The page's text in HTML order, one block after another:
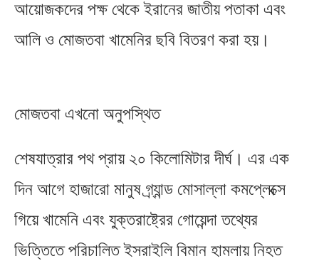
আয়োজকদের পক্ষ থেকে ইরানের জাতীয় পতাকা এবং
আলি ও মোজতবা খামেনির ছবি বিতরণ করা হয়।
মোজতবা এখনো অনুপস্থিত
শেষযাত্রার পথ প্রায় ২০ কিলোমিটার দীর্ঘ। এর এক
দিন আগে হাজারো মানুষ গ্র্যান্ড মোসাল্লা কমপ্লেক্সে
গিয়ে খামেনি এবং যুক্তরাষ্ট্রের গোয়েন্দা তথ্যের
ভিত্তিতে পরিচালিত ইসরাইলি বিমান হামলায় নিহত